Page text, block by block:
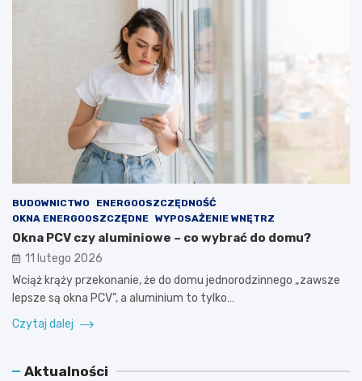
BUDOWNICTWO
ENERGOOSZCZĘDNOŚĆ
OKNA ENERGOOSZCZĘDNE WYPOSAŻENIE WNĘTRZ
Okna PCV czy aluminiowe – co wybrać do domu?
11 lutego 2026
Wciąż krąży przekonanie, że do domu jednorodzinnego „zawsze
lepsze są okna PCV”, a aluminium to tylko…
Czytaj dalej
Aktualności